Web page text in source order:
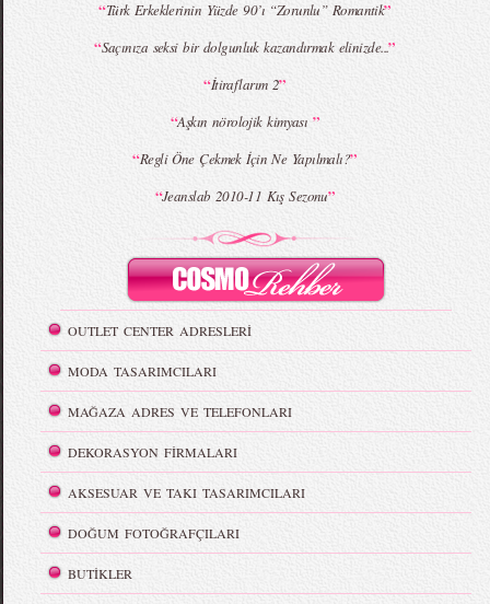
“Türk Erkeklerinin Yüzde 90’ı “Zorunlu” Romantik”
“Saçınıza seksi bir dolgunluk kazandırmak elinizde...”
“İtiraflarım 2”
“Aşkın nörolojik kimyası ”
“Regli Öne Çekmek İçin Ne Yapılmalı?”
“Jeanslab 2010-11 Kış Sezonu”
OUTLET CENTER ADRESLERİ
MODA TASARIMCILARI
MAĞAZA ADRES VE TELEFONLARI
DEKORASYON FİRMALARI
AKSESUAR VE TAKI TASARIMCILARI
DOĞUM FOTOĞRAFÇILARI
BUTİKLER